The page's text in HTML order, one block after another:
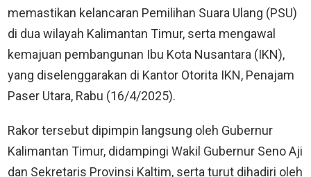
memastikan kelancaran Pemilihan Suara Ulang (PSU)
di dua wilayah Kalimantan Timur, serta mengawal
kemajuan pembangunan Ibu Kota Nusantara (IKN),
yang diselenggarakan di Kantor Otorita IKN, Penajam
Paser Utara, Rabu (16/4/2025).
Rakor tersebut dipimpin langsung oleh Gubernur
Kalimantan Timur, didampingi Wakil Gubernur Seno Aji
dan Sekretaris Provinsi Kaltim, serta turut dihadiri oleh